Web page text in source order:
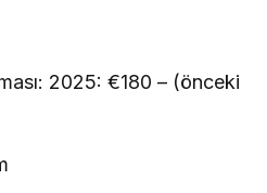
2025: €180 – (önceki